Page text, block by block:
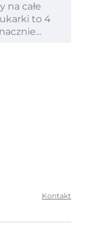
na całe
to 4
Kontakt